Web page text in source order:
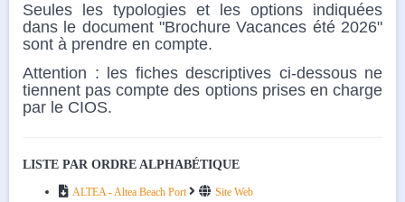
Seules les typologies et les options indiquées
dans le document "Brochure Vacances été 2026"
sont à prendre en compte.
Attention : les fiches descriptives ci-dessous ne
tiennent pas compte des options prises en charge
par le CIOS.
LISTE PAR ORDRE ALPHABÉTIQUE
 ALTEA - Altea Beach Port   Site Web